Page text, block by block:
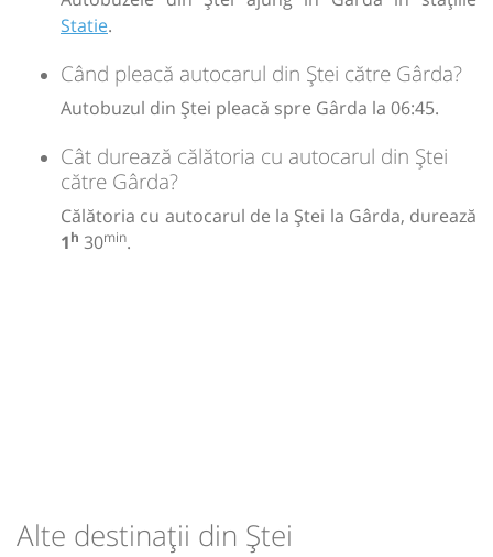
Statie.
Când pleacă autocarul din Ștei către Gârda?
Autobuzul din Ștei pleacă spre Gârda la 06:45.
Cât durează călătoria cu autocarul din Ștei
către Gârda?
Călătoria cu autocarul de la Ștei la Gârda, durează
1h 30min.
Alte destinații din Ștei